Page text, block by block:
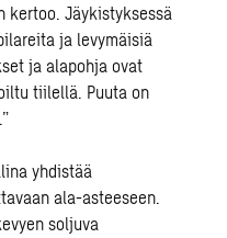
kertoo. Jäykistyksessä
ja levymäisiä
ja alapohja ovat
tiilellä. Puuta on
yhdistää
ala-asteeseen.
soljuva